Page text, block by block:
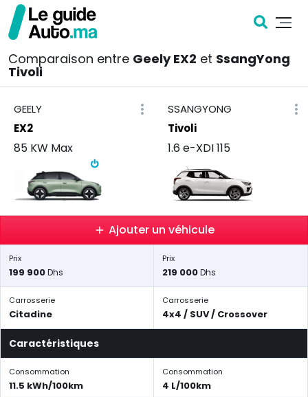
Comparaison entre Geely EX2 et SsangYong
Tivoli
GEELY
EX2
85 KW Max
SSANGYONG
Tivoli
1.6 e-XDI 115
Ajouter un véhicule
Prix
199 900Dhs
Prix
219 000Dhs
Carrosserie
Citadine
Carrosserie
4x4 / SUV / Crossover
Caractéristiques
Consommation
11.5 kWh/100km
Consommation
4 L/100km